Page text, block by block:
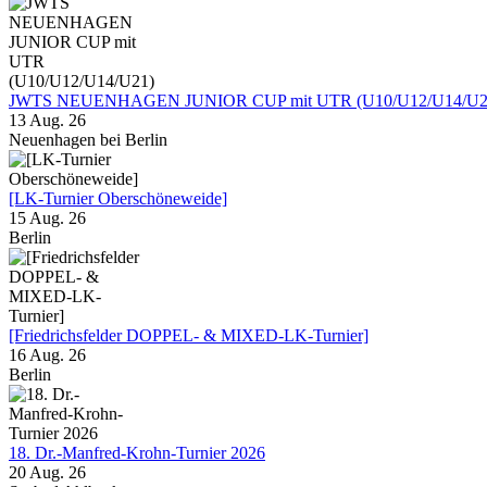
JWTS NEUENHAGEN JUNIOR CUP mit UTR (U10/U12/U14/
13 Aug. 26
Neuenhagen bei Berlin
[LK-Turnier Oberschöneweide]
15 Aug. 26
Berlin
[Friedrichsfelder DOPPEL- & MIXED-LK-Turnier]
16 Aug. 26
Berlin
18. Dr.-Manfred-Krohn-Turnier 2026
20 Aug. 26